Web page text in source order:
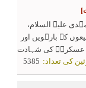
حضرت امام مہدی علیہ السلام،
کے بارہویں اور
260ھ کو امام حسن عسکریؑ کی شہادت
رہے گی۔ شیعوں کے
تک غیبت میں
5385 کی تعداد: